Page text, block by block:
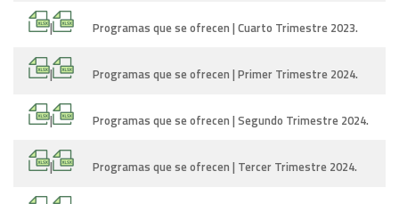
| Programas que se ofrecen | Cuarto Trimestre 2023.
| Programas que se ofrecen | Primer Trimestre 2024.
| Programas que se ofrecen | Segundo Trimestre 2024.
| Programas que se ofrecen | Tercer Trimestre 2024.